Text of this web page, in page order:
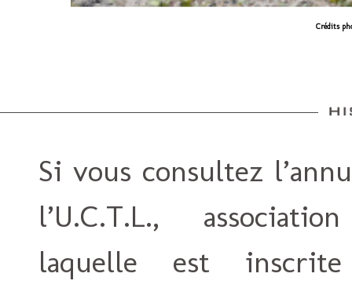
Crédits
Si vous consultez
l’U.C.T.L.,
laquelle est